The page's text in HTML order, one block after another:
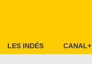
LES INDÉS CANAL+